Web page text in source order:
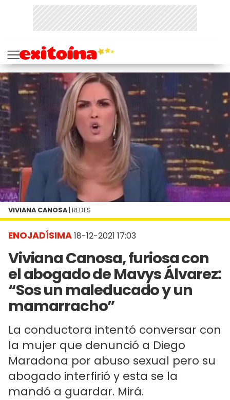
ENOJADÍSIMA18-12-2021 17:03
Viviana Canosa, furiosa con
el abogado de Mavys Álvarez:
“Sos un maleducado y un
mamarracho”
La conductora intentó conversar con
la mujer que denunció a Diego
Maradona por abuso sexual pero su
abogado interfirió y esta se la
mandó a guardar. Mirá.
VIVIANA CANOSA | REDES